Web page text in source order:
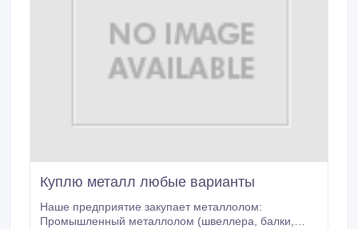
Куплю металл любые варианты
Наше предприятие закупает металлолом:
Промышленный металлолом (швеллера, балки,